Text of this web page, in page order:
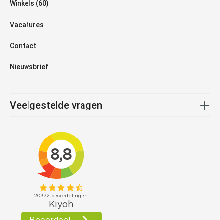
Winkels (60)
Vacatures
Contact
Nieuwsbrief
Veelgestelde vragen